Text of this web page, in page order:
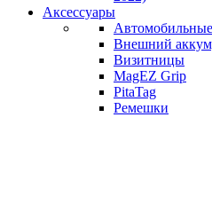
Аксессуары
Внешний
Визитницы
MagEZ Grip
PitaTag
Ремешки